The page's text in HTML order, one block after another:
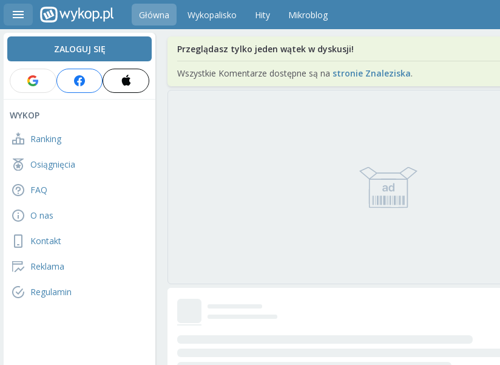
Główna Wykopalisko Hity Mikroblog
ZALOGUJ SIĘ
WYKOP
Ranking
Osiągnięcia
FAQ
O nas
Kontakt
Reklama
Regulamin
Przeglądasz tylko jeden wątek w dyskusji!
Wszystkie Komentarze dostępne są na stronie Znaleziska.